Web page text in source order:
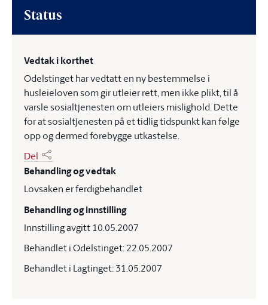
Status
Vedtak i korthet
Odelstinget har vedtatt en ny bestemmelse i
husleieloven som gir utleier rett, men ikke plikt, til å
varsle sosialtjenesten om utleiers mislighold. Dette
for at sosialtjenesten på et tidlig tidspunkt kan følge
opp og dermed forebygge utkastelse.
Del
Behandling og vedtak
Lovsaken er ferdigbehandlet
Behandling og innstilling
Innstilling avgitt 10.05.2007
Behandlet i Odelstinget: 22.05.2007
Behandlet i Lagtinget: 31.05.2007